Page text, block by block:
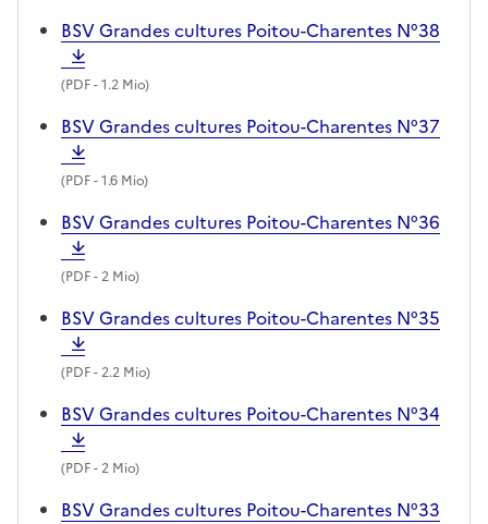
BSV Grandes cultures Poitou-Charentes N°38
(PDF- 1.2 Mio)
BSV Grandes cultures Poitou-Charentes N°37
(PDF- 1.6 Mio)
BSV Grandes cultures Poitou-Charentes N°36
(PDF- 2 Mio)
BSV Grandes cultures Poitou-Charentes N°35
(PDF- 2.2 Mio)
BSV Grandes cultures Poitou-Charentes N°34
(PDF- 2 Mio)
BSV Grandes cultures Poitou-Charentes N°33